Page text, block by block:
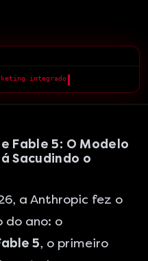
Fable 5: O Modelo
Sacudindo o
a Anthropic fez o
do ano: o
5, o primeiro